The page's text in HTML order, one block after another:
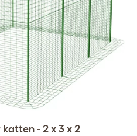
katten - 2 x 3 x 2